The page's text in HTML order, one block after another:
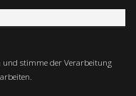
und stimme der Verarbeitung